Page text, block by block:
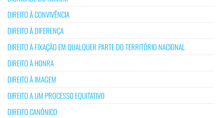
DIREITO À CONVIVÊNCIA
DIREITO À DIFERENÇA
DIREITO À FIXAÇÃO EM QUALQUER PARTE DO TERRITÓRIO NACIONAL
DIREITO À HONRA
DIREITO À IMAGEM
DIREITO A UM PROCESSO EQUITATIVO
DIREITO CANÓNICO